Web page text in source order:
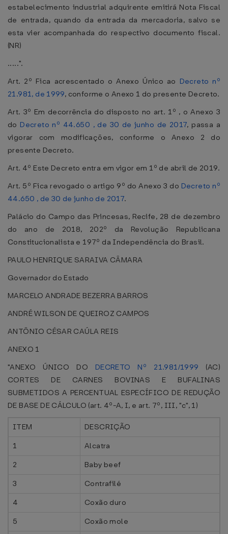
estabelecimento industrial adquirente emitirá Nota Fiscal
de entrada, quando da entrada da mercadoria, salvo se
esta vier acompanhada do respectivo documento fiscal.
(NR)
.....".
Art. 2º Fica acrescentado o Anexo Único ao Decreto nº
21.981, de 1999, conforme o Anexo 1 do presente Decreto.
Art. 3º Em decorrência do disposto no art. 1º , o Anexo 3
do Decreto nº 44.650 , de 30 de junho de 2017, passa a
vigorar com modificações, conforme o Anexo 2 do
presente Decreto.
Art. 4º Este Decreto entra em vigor em 1º de abril de 2019.
Art. 5º Fica revogado o artigo 9º do Anexo 3 do Decreto nº
44.650 , de 30 de junho de 2017.
Palácio do Campo das Princesas, Recife, 28 de dezembro
do ano de 2018, 202º da Revolução Republicana
Constitucionalista e 197º da Independência do Brasil.
PAULO HENRIQUE SARAIVA CÂMARA
Governador do Estado
MARCELO ANDRADE BEZERRA BARROS
ANDRÉ WILSON DE QUEIROZ CAMPOS
ANTÔNIO CÉSAR CAÚLA REIS
ANEXO 1
"ANEXO ÚNICO DO DECRETO Nº 21.981/1999 (AC)
CORTES DE CARNES BOVINAS E BUFALINAS
SUBMETIDOS A PERCENTUAL ESPECÍFICO DE REDUÇÃO
DE BASE DE CÁLCULO (art. 4º-A, I, e art. 7º, III, "c", 1)
ITEM
DESCRIÇÃO
1
Alcatra
2
Baby beef
3
Contrafilé
4
Coxão duro
5
Coxão mole